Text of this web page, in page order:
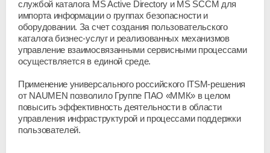
службой каталога MS Active Directory и MS SCCM для
импорта информации о группах безопасности и
оборудовании. За счет создания пользовательского
каталога бизнес-услуг и реализованных механизмов
управление взаимосвязанными сервисными процессами
осуществляется в единой среде.
Применение универсального российского ITSM-решения
от NAUMEN позволило Группе ПАО «ММК» в целом
повысить эффективность деятельности в области
управления инфраструктурой и процессами поддержки
пользователей.